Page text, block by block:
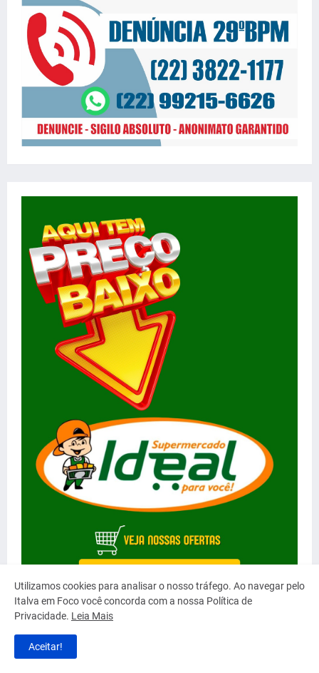
Utilizamos cookies para analisar o nosso tráfego. Ao navegar pelo
Italva em Foco você concorda com a nossa Política de
Privacidade. Leia Mais
Aceitar!